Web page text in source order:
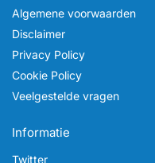
Algemene voorwaarden
Disclaimer
Privacy Policy
Cookie Policy
Veelgestelde vragen
Informatie
Twitter